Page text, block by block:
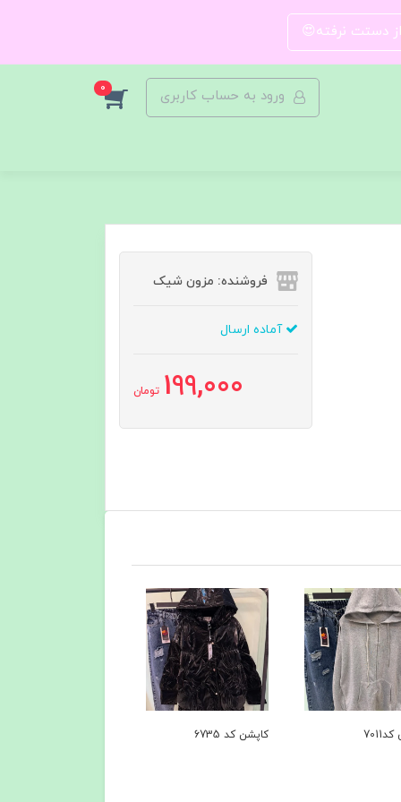
از دستت نرفته😍
ورود به حساب کاربری 0
فروشنده: مزون شیک
آماده ارسال
199,000 تومان
کاپشن کد 6735